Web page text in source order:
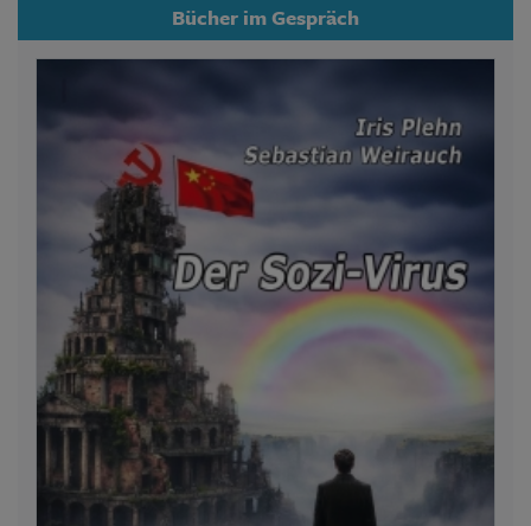
Bücher im Gespräch